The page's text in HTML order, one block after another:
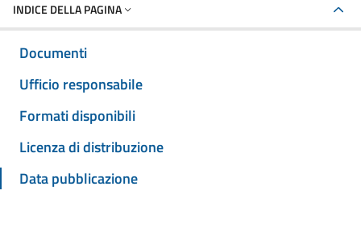
INDICE DELLA PAGINA
Documenti
Ufficio responsabile
Formati disponibili
Licenza di distribuzione
Data pubblicazione